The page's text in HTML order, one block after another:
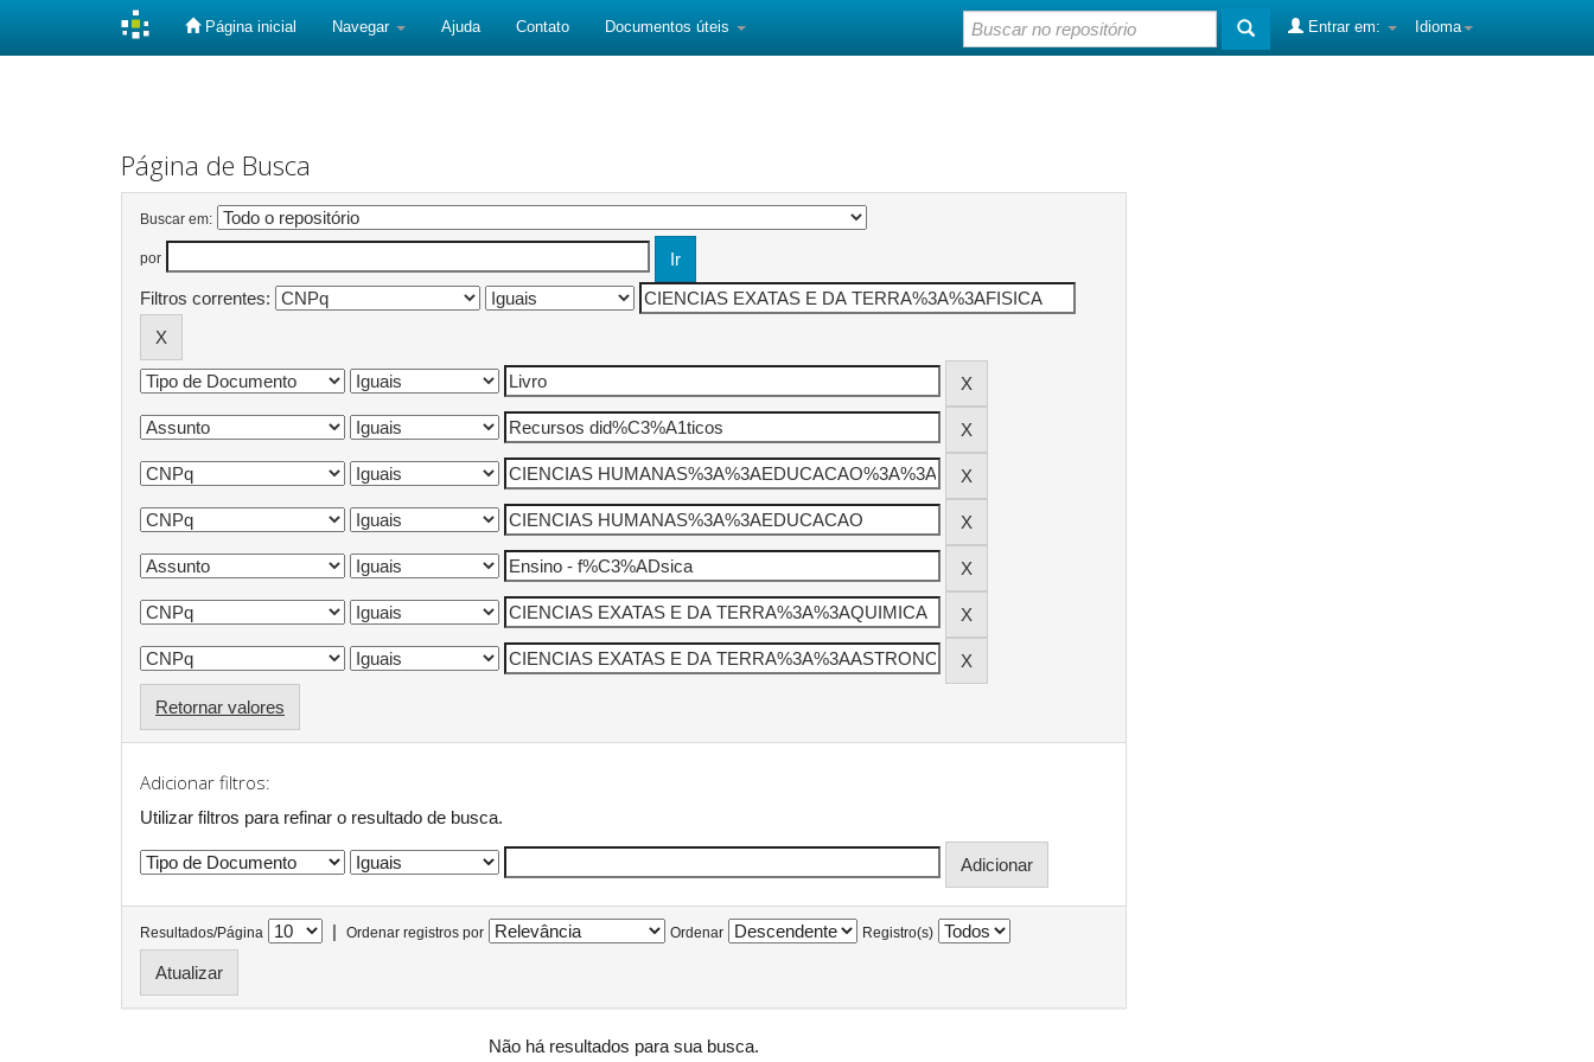
Página inicial Navegar Ajuda Contato Documentos úteis Idioma
Entrar em:
Página de Busca
Buscar em:
por
Filtros correntes:
Retornar valores
Adicionar filtros:
Utilizar filtros para refinar o resultado de busca.
Resultados/Página | Ordenar registros por Ordenar Registro(s)
Não há resultados para sua busca.